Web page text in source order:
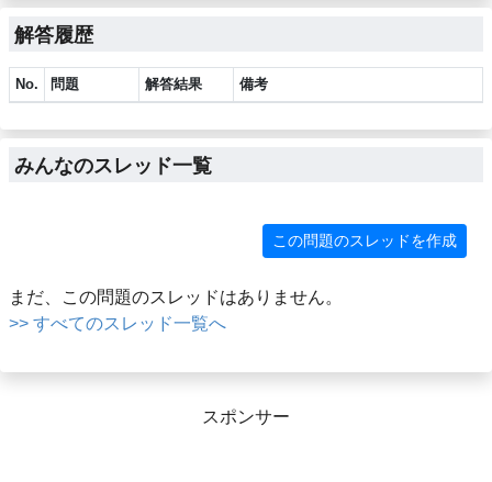
解答履歴
No. 問題 解答結果 備考
みんなのスレッド一覧
この問題のスレッドを作成
まだ、この問題のスレッドはありません。
>> すべてのスレッド一覧へ
スポンサー